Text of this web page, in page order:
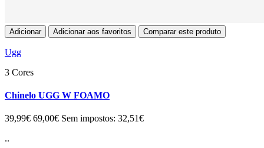
Adicionar Adicionar aos favoritos Comparar este produto
Ugg
3 Cores
Chinelo UGG W FOAMO
39,99€ 69,00€ Sem impostos: 32,51€
..